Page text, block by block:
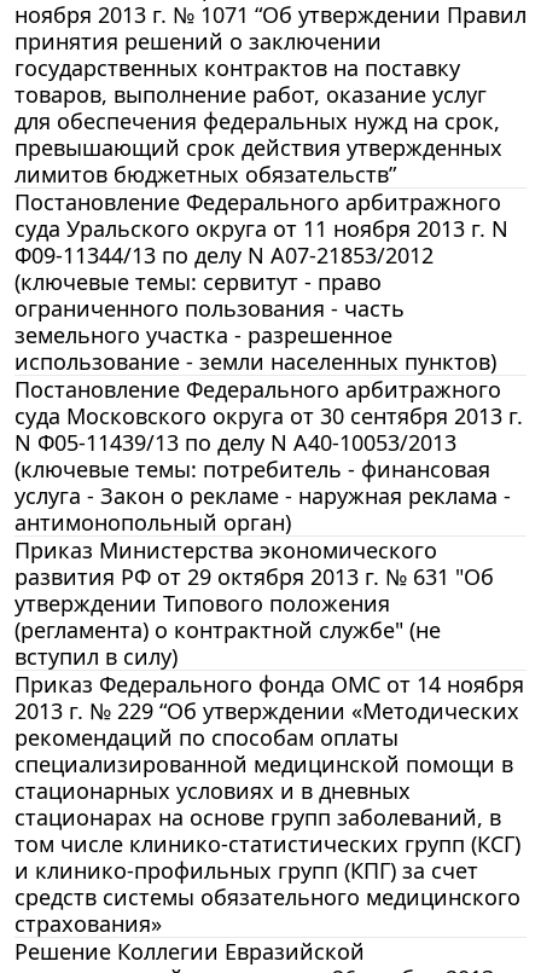
ноября 2013 г. № 1071 “Об утверждении Правил
принятия решений о заключении
государственных контрактов на поставку
товаров, выполнение работ, оказание услуг
для обеспечения федеральных нужд на срок,
превышающий срок действия утвержденных
лимитов бюджетных обязательств”
Постановление Федерального арбитражного
суда Уральского округа от 11 ноября 2013 г. N
Ф09-11344/13 по делу N А07-21853/2012
(ключевые темы: сервитут - право
ограниченного пользования - часть
земельного участка - разрешенное
использование - земли населенных пунктов)
Постановление Федерального арбитражного
суда Московского округа от 30 сентября 2013 г.
N Ф05-11439/13 по делу N А40-10053/2013
(ключевые темы: потребитель - финансовая
услуга - Закон о рекламе - наружная реклама -
антимонопольный орган)
Приказ Министерства экономического
развития РФ от 29 октября 2013 г. № 631 "Об
утверждении Типового положения
(регламента) о контрактной службе" (не
вступил в силу)
Приказ Федерального фонда ОМС от 14 ноября
2013 г. № 229 “Об утверждении «Методических
рекомендаций по способам оплаты
специализированной медицинской помощи в
стационарных условиях и в дневных
стационарах на основе групп заболеваний, в
том числе клинико-статистических групп (КСГ)
и клинико-профильных групп (КПГ) за счет
средств системы обязательного медицинского
страхования»
Решение Коллегии Евразийской